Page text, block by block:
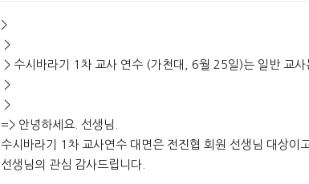
본문
>
>
> 수시바라기 1차 교사 연수 (가천대, 6월 25일)는 일반 교
>
>
=> 안녕하세요. 선생님.
수시바라기 1차 교사연수 대면은 전진협 회원 선생님 대상이
선생님의 관심 감사드립니다.